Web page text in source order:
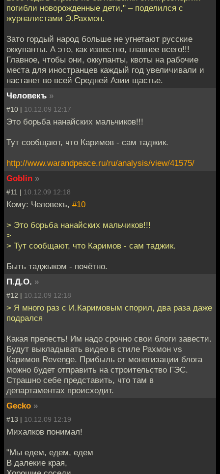
погибли новорожденные дети," – поделился с
журналистами Э.Рахмон.
Зато гордый народ больше не угнетают русские
оккупанты. А это, как известно, главнее всего!!!
Главное, чтобы они, оккупанты, квоты на рабочие
места для иностранцев каждый год увеличивали и
настанет во всей Средней Азии щастье.
Человекъ »
#10 | 10.12.09 12:17
Это борьба нанайских мальчиков!!!
Тут сообщают, что Каримов - сам таджик.
http://www.warandpeace.ru/ru/analysis/view/41575/
Goblin »
#11 | 10.12.09 12:18
Кому: Человекъ, #10
> Это борьба нанайских мальчиков!!!
>
> Тут сообщают, что Каримов - сам таджик.
Быть таджыком - почётно.
П.Д.О. »
#12 | 10.12.09 12:18
> Я много раз с И.Каримовым спорил, два раза даже
подрался
Какая прелесть! Им надо срочно свои блоги завести.
Будут выкладывать видео в стиле Рахмон vs
Каримов Revenge. Прибыль от монетизации блога
можно будет отправить на строительство ГЭС.
Страшно себе представить, что там в
департаментах происходит.
Gecko »
#13 | 10.12.09 12:19
Михалков понимал!
"Мы едем, едем, едем
В далекие края,